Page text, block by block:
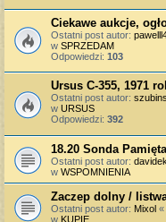
Ciekawe aukcje,
Ostatni post autor:
w SPRZEDAM
Odpowiedzi: 103
Ursus C-355, 1971
Ostatni post autor:
w URSUS
Odpowiedzi: 392
18.20 Sonda
Ostatni post autor:
w WSPOMNIENIA
Zaczep dolny /
Ostatni post autor: Mixol «
w KUPIĘ